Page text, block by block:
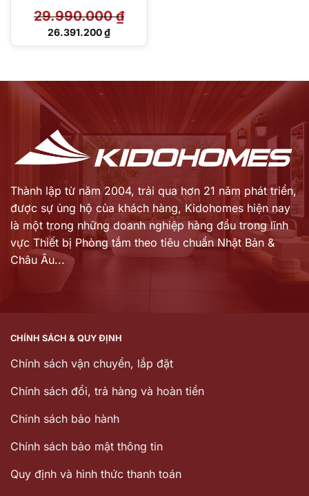
29.990.000₫
Giá
26.391.200₫
Giá
Thành lập từ năm 2004, trải qua hơn 21 năm phát triển,
được sự ủng hộ của khách hàng, Kidohomes hiện nay
là một trong những doanh nghiệp hàng đầu trong lĩnh
vực Thiết bị Phòng tắm theo tiêu chuẩn Nhật Bản &
Châu Âu...
CHÍNH SÁCH & QUY ĐỊNH
Chính sách vận chuyển, lắp đặt
Chính sách đổi, trả hàng và hoàn tiền
Chinh sách bảo hành
Chính sách bảo mật thông tin
Quy định và hình thức thanh toán